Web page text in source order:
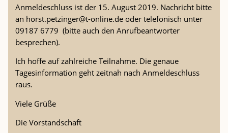
Anmeldeschluss ist der 15. August 2019. Nachricht bitte
an horst.petzinger@t-online.de oder telefonisch unter
09187 6779 (bitte auch den Anrufbeantworter
besprechen).
Ich hoffe auf zahlreiche Teilnahme. Die genaue
Tagesinformation geht zeitnah nach Anmeldeschluss
raus.
Viele Grüße
Die Vorstandschaft